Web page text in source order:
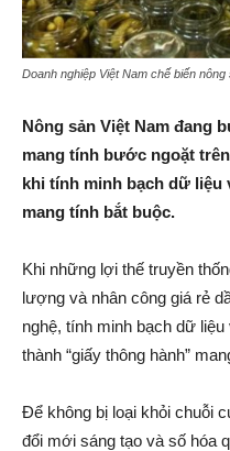
Doanh nghiệp Việt Nam chế biến
Nông sản Việt Nam đang
mang tính bước ngoặt
khi tính minh bạch dữ liệu
mang tính bắt buộc.
Khi những lợi thế truyền
lượng và nhân công giá rẻ
nghệ, tính minh bạch dữ
thành “giấy thông hành”
Để không bị loại khỏi chuỗi
đổi mới sáng tạo và số hóa